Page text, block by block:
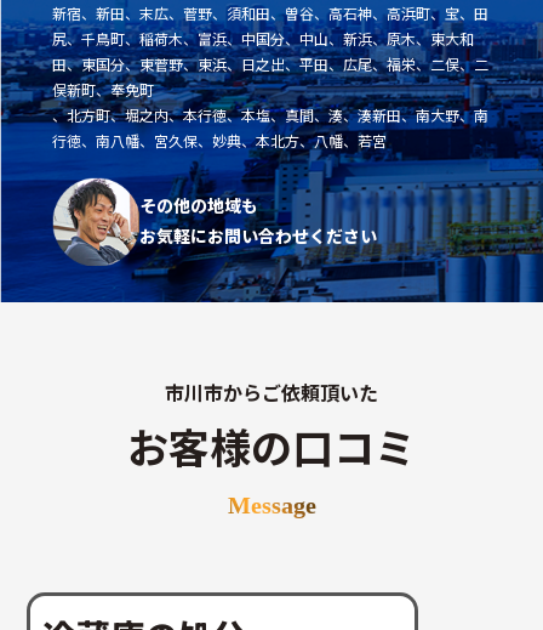
新宿、新田、末広、菅野、須和田、曽谷、高石神、高浜町、宝、田
尻、千鳥町、稲荷木、富浜、中国分、中山、新浜、原木、東大和
田、東国分、東菅野、東浜、日之出、平田、広尾、福栄、二俣、二
俣新町、奉免町
、北方町、堀之内、本行徳、本塩、真間、湊、湊新田、南大野、南
行徳、南八幡、宮久保、妙典、本北方、八幡、若宮
その他の地域も
お気軽にお問い合わせください
市川市からご依頼頂いた
お客様の口コミ
Message